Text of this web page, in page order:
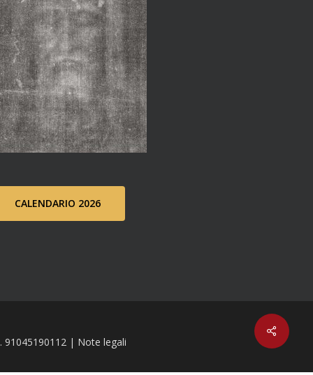
CALENDARIO 2026
91045190112 | Note legali